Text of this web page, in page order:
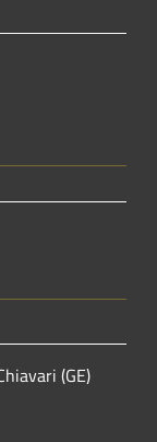
(GE)